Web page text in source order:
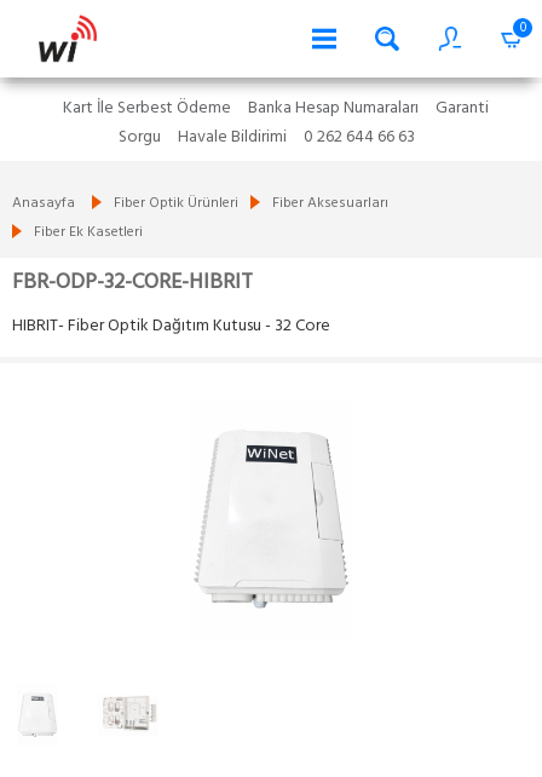
0
Kart İle Serbest Ödeme Banka Hesap Numaraları
Garanti
Sorgu
Havale Bildirimi 0 262 644 66 63
Anasayfa Fiber Optik Ürünleri
Fiber Aksesuarları
Fiber Ek Kasetleri
FBR-ODP-32-CORE-HIBRIT
HIBRIT- Fiber Optik Dağıtım Kutusu - 32 Core